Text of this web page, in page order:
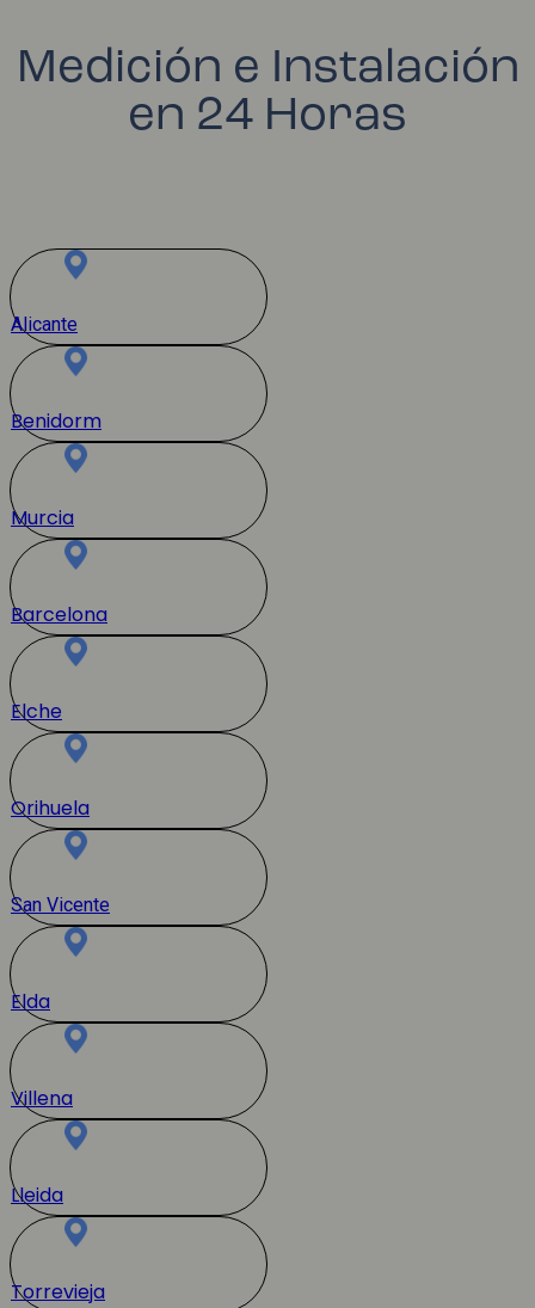
Medición e Instalación
en 24 Horas
Alicante
Benidorm
Murcia
Barcelona
Elche
Orihuela
San Vicente
Elda
Villena
Lleida
Torrevieja